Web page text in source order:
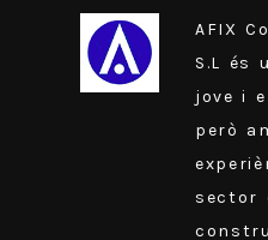
AFIX
S.L és
jove i
però
sector